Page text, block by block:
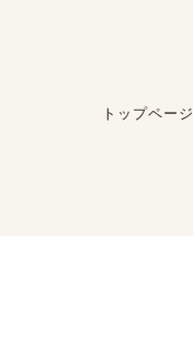
トップページ